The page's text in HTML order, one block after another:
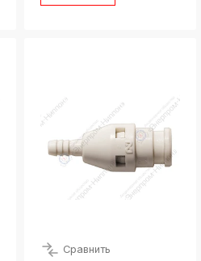
Сравнить